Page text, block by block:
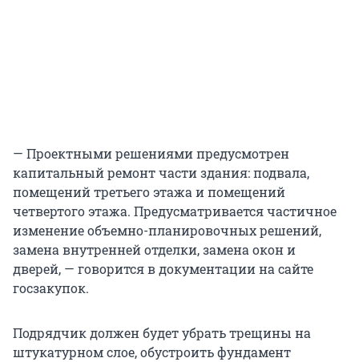
— Проектными решениями предусмотрен
капитальный ремонт части здания: подвала,
помещений третьего этажа и помещений
четвертого этажа. Предусматривается частичное
изменение объемно-планировочных решений,
замена внутренней отделки, замена окон и
дверей, — говорится в документации на сайте
госзакупок.
Подрядчик должен будет убрать трещины на
штукатурном слое, обустроить фундамент